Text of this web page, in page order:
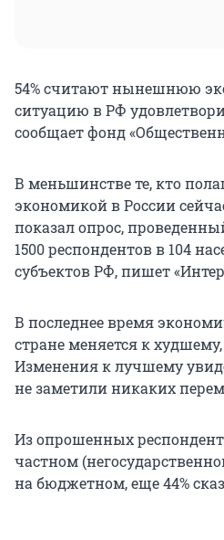
54% считают нынешнюю
ситуацию в РФ
сообщает фонд
В меньшинстве те, кто
экономикой в России
показал опрос,
1500 респондентов в 104
субъектов РФ, пишет
В последнее время
стране меняется к
Изменения к лучшему
не заметили никаких
Из опрошенных
частном
на бюджетном, еще 44%